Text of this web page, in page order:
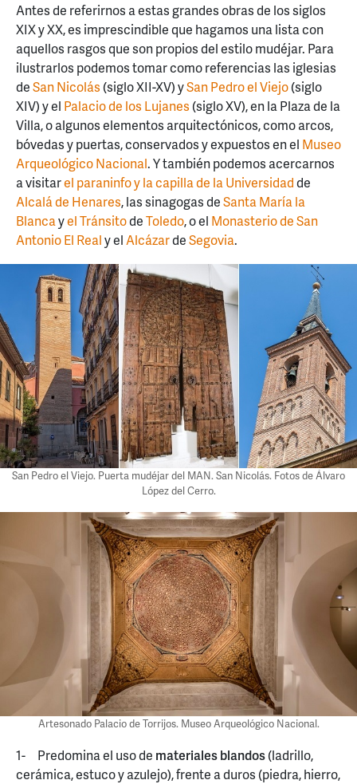
Antes de referirnos a estas grandes obras de los siglos
XIX y XX, es imprescindible que hagamos una lista con
aquellos rasgos que son propios del estilo mudéjar. Para
ilustrarlos podemos tomar como referencias las iglesias
deSan Nicolás (siglo XII-XV) ySan Pedro el Viejo(siglo
XIV) y el Palacio de los Lujanes (siglo XV), en la Plaza de la
Villa, o algunos elementos arquitectónicos, como arcos,
bóvedas y puertas, conservados y expuestos en el Museo
Arqueológico Nacional. Y también podemos acercarnos
a visitarel paraninfo y la capilla de la Universidadde
Alcalá de Henares, las sinagogas deSanta María la
Blancayel TránsitodeToledo, o el Monasterio de San
Antonio El Realy elAlcázardeSegovia.
San Pedro el Viejo. Puerta mudéjar del MAN. San Nicolás. Fotos de Álvaro
López del Cerro.
Artesonado Palacio de Torrijos. Museo Arqueológico Nacional.
1- Predomina el uso de materiales blandos(ladrillo,
cerámica, estuco y azulejo), frente a duros (piedra, hierro,